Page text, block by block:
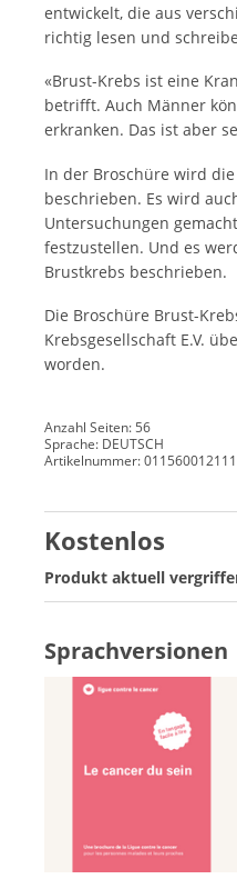
entwickelt, die aus
richtig lesen und
«Brust-Krebs ist eine
betrifft. Auch Männer
erkranken. Das ist aber
In der Broschüre wird
beschrieben. Es wird
Untersuchungen
festzustellen. Und es
Brustkrebs beschrieben.
Die Broschüre Brust-
Krebsgesellschaft E.V.
worden.
Anzahl Seiten: 56
Sprache: DEUTSCH
Artikelnummer: 011560012111
Kostenlos
Produkt aktuell
Sprachversionen